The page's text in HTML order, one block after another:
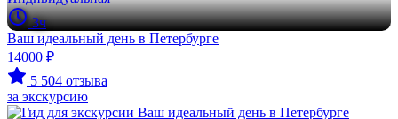
3ч
Ваш идеальный день в Петербурге
14000 ₽
5 504 отзыва
за экскурсию